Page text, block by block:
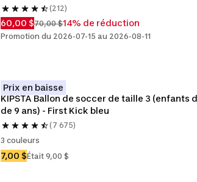
(212)
60,00 $70,00 $14% de réduction
Promotion du 2026-07-15 au 2026-08-11
Prix en baisse
KIPSTA Ballon de soccer de taille 3 (enfants
de 9 ans) - First Kick bleu
(7 675)
3 couleurs
7,00 $Était 9,00 $